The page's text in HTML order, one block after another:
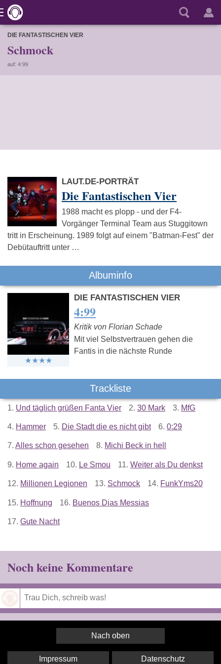
DIE FANTASTISCHEN VIER
Schmock
auf: 4:99
LAUT.DE-PORTRÄT
Die Fantastischen Vier
1988 macht es plopp - und der F4-
Vorgänger Terminal Team aus Stuggitown
tritt in Erscheinung. 1989 folgt auf einem "Batman-Fest" der
Debütauftritt unter …
Albuminfo
DIE FANTASTISCHEN VIER
4:99
Kritik von Florian Schade
Mit viel Selbstvertrauen gehen die
Fantis in die nächste Runde
Trackliste
1. Und täglich grüßen Fanta Vier 2. 30 Mark 3. MfG
4. Hammer 5. Die Stadt die es nicht gibt 6. 0:29
7. Alles schon gesehen 8. Michi Beck in hell
9. Home again 10. Le Smou 11. Weiter als Du denkst
12. Millionen Legionen 13. Schmock 14. FunkYms20
15. Hoffnung 16. Buenos Dias Messias
17. Gute Nacht
Noch keine Kommentare
Nach oben
Impressum Datenschutz